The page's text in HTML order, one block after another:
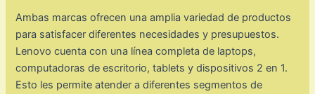
Ambas marcas ofrecen una amplia variedad de productos
para satisfacer diferentes necesidades y presupuestos.
Lenovo cuenta con una línea completa de laptops,
computadoras de escritorio, tablets y dispositivos 2 en 1.
Esto les permite atender a diferentes segmentos de